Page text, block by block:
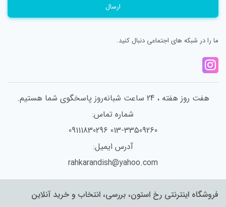
ما را در شبکه های اجتماعی دنبال کنید.
هفت روز هفته ، 24 ساعت شبانه‌روز پاسخگوی شما هستیم.
شماره تماس:
013-33509260 09111830296
آدرس ایمیل:
rahkarandish@yahoo.com
فروشگاه اینترنتی رخ استون، بررسی، انتخاب و خرید آنلاین